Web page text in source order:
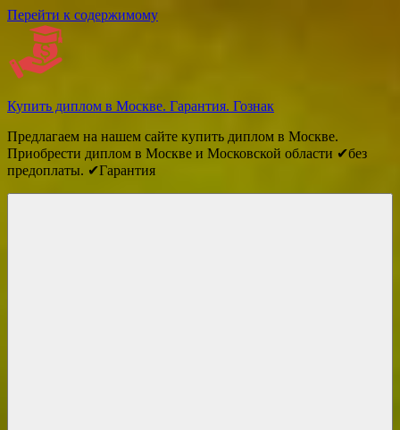
Перейти к содержимому
Купить диплом в Москве. Гарантия. Гознак
Предлагаем на нашем сайте купить диплом в Москве.
Приобрести диплом в Москве и Московской области ✔без
предоплаты. ✔Гарантия